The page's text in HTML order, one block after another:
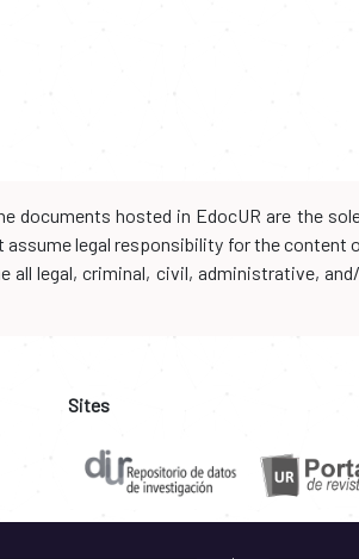
documents hosted in EdocUR are the
legal responsibility for the
legal, criminal, civil, administrative,
Sites